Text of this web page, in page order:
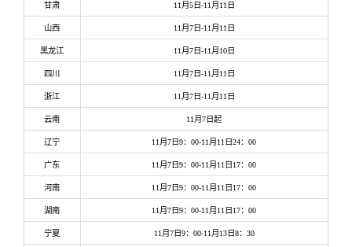
甘肃 11月5日-11月11日
山西 11月7日-11月11日
黑龙江 11月7日-11月10日
四川 11月7日-11月11日
浙江 11月7日-11月11日
云南 11月7日起
辽宁 11月7日9：00-11月11日24：00
广东 11月7日9：00-11月11日17：00
河南 11月7日9：00-11月11日17：00
湖南 11月7日9：00-11月11日17：00
宁夏 11月7日9：00-11月13日8：30